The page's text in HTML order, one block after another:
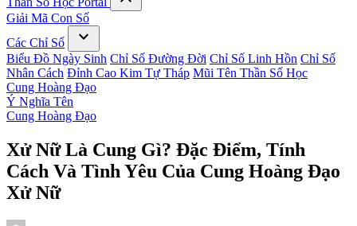
Giải Mã Con Số
Các Chỉ Số
expand_more
Biểu Đồ Ngày Sinh Chỉ Số Đường Đời Chỉ Số Linh Hồn Chỉ Số
Nhân Cách Đỉnh Cao Kim Tự Tháp Mũi Tên Thần Số Học
Cung Hoàng Đạo
Ý Nghĩa Tên
Cung Hoàng Đạo
Xử Nữ Là Cung Gì? Đặc Điểm, Tính
Cách Và Tình Yêu Của Cung Hoàng Đạo
Xử Nữ